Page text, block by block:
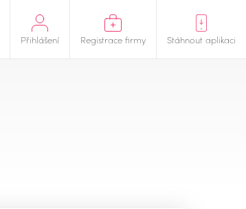
Přihlášení Registrace firmy Stáhnout aplikaci